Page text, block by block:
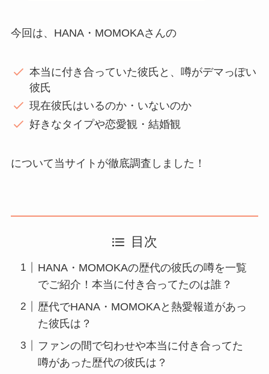
今回は、HANA・MOMOKAさんの
本当に付き合っていた彼氏と、噂がデマっぽい
彼氏
現在彼氏はいるのか・いないのか
好きなタイプや恋愛観・結婚観
について当サイトが徹底調査しました！
目次
HANA・MOMOKAの歴代の彼氏の噂を一覧
でご紹介！本当に付き合ってたのは誰？
歴代でHANA・MOMOKAと熱愛報道があっ
た彼氏は？
ファンの間で匂わせや本当に付き合ってた
噂があった歴代の彼氏は？